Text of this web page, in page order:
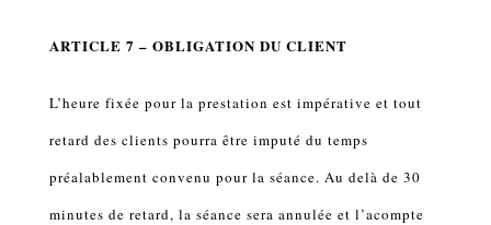
ARTICLE 7 – OBLIGATION DU CLIENT
L’heure fixée pour la prestation est impérative et tout
retard des clients pourra être imputé du temps
préalablement convenu pour la séance. Au delà de 30
minutes de retard, la séance sera annulée et l’acompte